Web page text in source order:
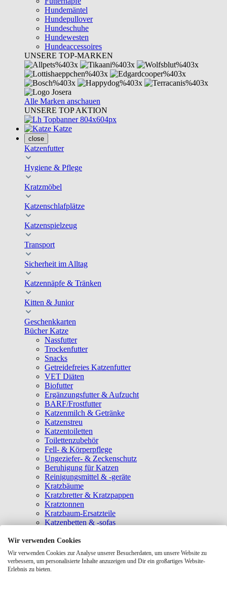
Hundemäntel
Hundepullover
Hundeschuhe
Hundewesten
Hundeaccessoires
UNSERE TOP-MARKEN
Alle Marken anschauen
UNSERE TOP AKTION
Katze
close
Katzenfutter
Hygiene & Pflege
Kratzmöbel
Katzenschlafplätze
Katzenspielzeug
Transport
Sicherheit im Alltag
Katzennäpfe & Tränken
Kitten & Junior
Geschenkkarten
Bücher Katze
Nassfutter
Trockenfutter
Snacks
Getreidefreies Katzenfutter
VET Diäten
Biofutter
Ergänzungsfutter & Aufzucht
BARF/Frostfutter
Katzenmilch & Getränke
Katzenstreu
Katzentoiletten
Toilettenzubehör
Fell- & Körperpflege
Ungeziefer- & Zeckenschutz
Beruhigung für Katzen
Reinigungsmittel & -geräte
Kratzbäume
Kratzbretter & Kratzpappen
Kratztonnen
Kratzbaum-Ersatzteile
Katzenbetten & -sofas
Katzenhäuser
Hängematten & Fensterliegeplätze
Katzendecken & -matten
Baldrian- & Catnipspielzeug
Wir verwenden Cookies
Wir verwenden Cookies zur Analyse unserer Besucherdaten, um unsere Website zu
verbessern, um personalisierte Inhalte anzuzeigen und Dir ein großartiges Website-
Erlebnis zu bieten.